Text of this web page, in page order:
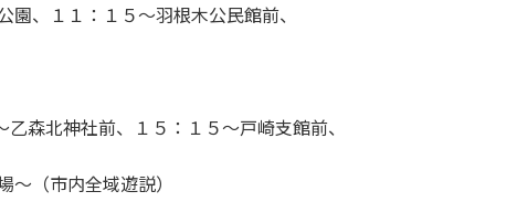
、１１：１５〜羽根木公民館前、
森北神社前、１５：１５〜戸崎支館前、
（市内全域遊説）